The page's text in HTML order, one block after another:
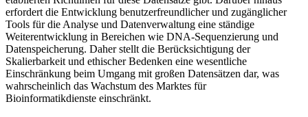
erfordert die Entwicklung benutzerfreundlicher und zugänglicher
Tools für die Analyse und Datenverwaltung eine ständige
Weiterentwicklung in Bereichen wie DNA-Sequenzierung und
Datenspeicherung. Daher stellt die Berücksichtigung der
Skalierbarkeit und ethischer Bedenken eine wesentliche
Einschränkung beim Umgang mit großen Datensätzen dar, was
wahrscheinlich das Wachstum des Marktes für
Bioinformatikdienste einschränkt.